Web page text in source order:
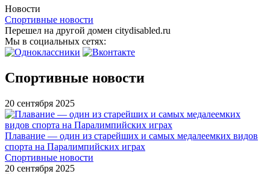
Новости
Спортивные новости
Перешел на другой домен citydisabled.ru
Мы в социальных сетях:
Спортивные новости
20 сентября 2025
Плавание — один из старейших и самых медалеемких видов
спорта на Паралимпийских играх
Спортивные новости
20 сентября 2025